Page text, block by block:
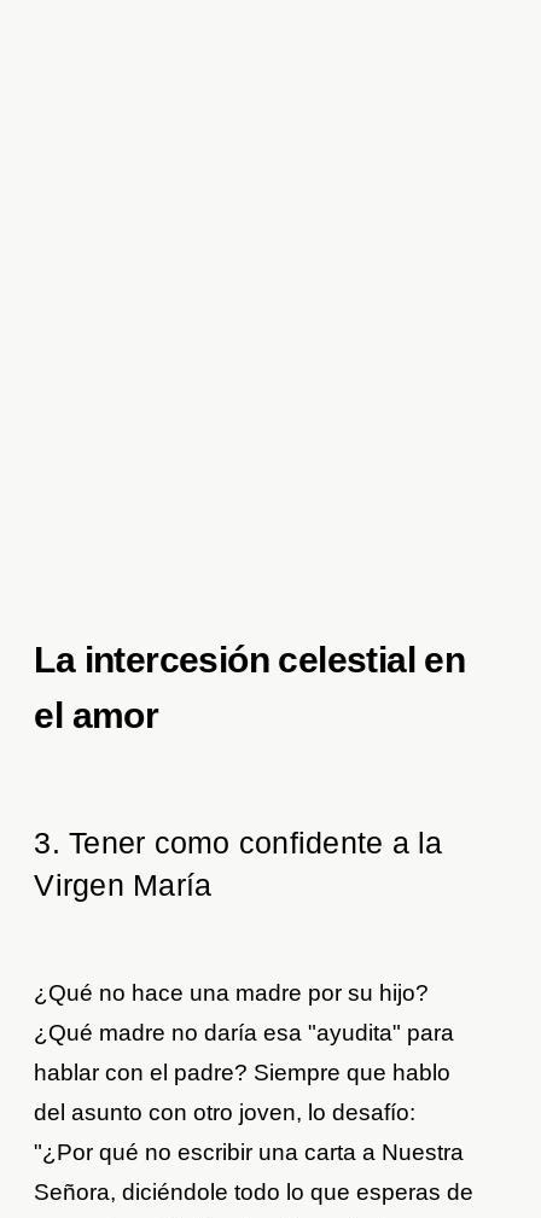
La intercesión celestial en
el amor
3. Tener como confidente a la
Virgen María
¿Qué no hace una madre por su hijo?
¿Qué madre no daría esa "ayudita" para
hablar con el padre? Siempre que hablo
del asunto con otro joven, lo desafío:
"¿Por qué no escribir una carta a Nuestra
Señora, diciéndole todo lo que esperas de